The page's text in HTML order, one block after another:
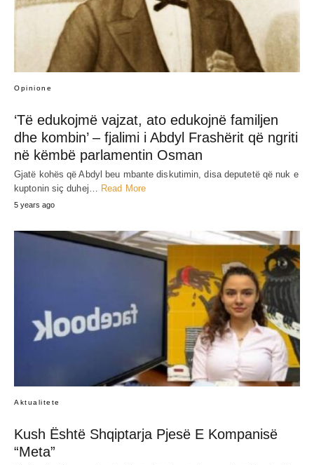
Opinione
‘Të edukojmë vajzat, ato edukojnë familjen
dhe kombin’ – fjalimi i Abdyl Frashërit që ngriti
në këmbë parlamentin Osman
Gjatë kohës që Abdyl beu mbante diskutimin, disa deputetë që nuk e
kuptonin siç duhej… Read More
5 years ago
Aktualitete
Kush Është Shqiptarja Pjesë E Kompanisë
“Meta”